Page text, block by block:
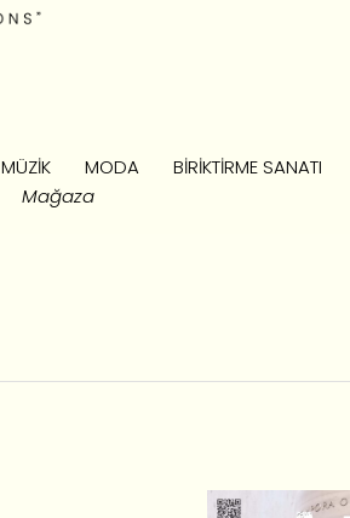
MÜZIK MODA
BIRIKTIRME SANATI
Mağaza